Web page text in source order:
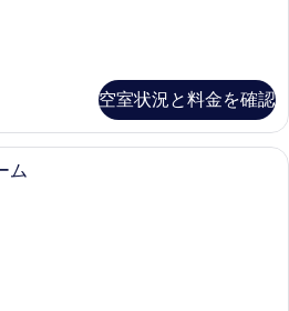
空室状況と料金を確認
スタンダード トリプルルーム | 低刺
ム